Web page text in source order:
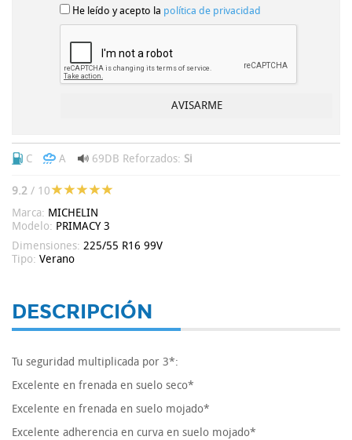
He leído y acepto la política de privacidad
C A 69DB Reforzados: Si
9.2 / 10
Marca: MICHELIN
Modelo: PRIMACY 3
Dimensiones: 225/55 R16 99V
Tipo: Verano
DESCRIPCIÓN
Tu seguridad multiplicada por 3*:
Excelente en frenada en suelo seco*
Excelente en frenada en suelo mojado*
Excelente adherencia en curva en suelo mojado*